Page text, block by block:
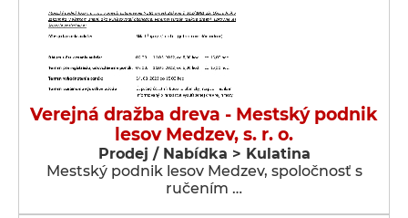
Verejná dražba dreva - Mestský podnik
lesov Medzev, s. r. o.
Prodej / Nabídka > Kulatina
Mestský podnik lesov Medzev, spoločnosť s
ručením …